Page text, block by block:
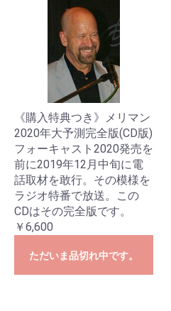
《購入特典つき》メリマン
2020年大予測完全版(CD版)
フォーキャスト2020発売を
前に2019年12月中旬に電
話取材を敢行。その模様を
ラジオ特番で放送。この
CDはその完全版です。
￥6,600
ただいま品切れ中です。